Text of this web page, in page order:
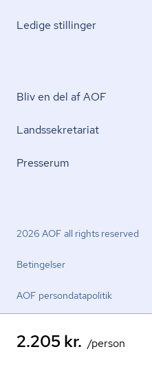
2.205 kr. /person
Ledige stillinger
Bliv en del af AOF
Lands­se­kre­ta­ri­at
Presserum
2026 AOF all rights reserved
Betingelser
AOF per­son­da­ta­po­li­tik
facebook.comyoutube.comlinkedin.com